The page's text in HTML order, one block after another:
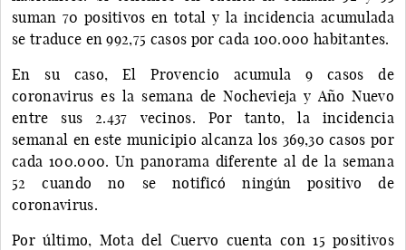
suman 70 positivos en total y la incidencia acumulada
se traduce en 992,75 casos por cada 100.000 habitantes.
En su caso, El Provencio acumula 9 casos de
coronavirus es la semana de Nochevieja y Año Nuevo
entre sus 2.437 vecinos. Por tanto, la incidencia
semanal en este municipio alcanza los 369,30 casos por
cada 100.000. Un panorama diferente al de la semana
52 cuando no se notificó ningún positivo de
coronavirus.
Por último, Mota del Cuervo cuenta con 15 positivos